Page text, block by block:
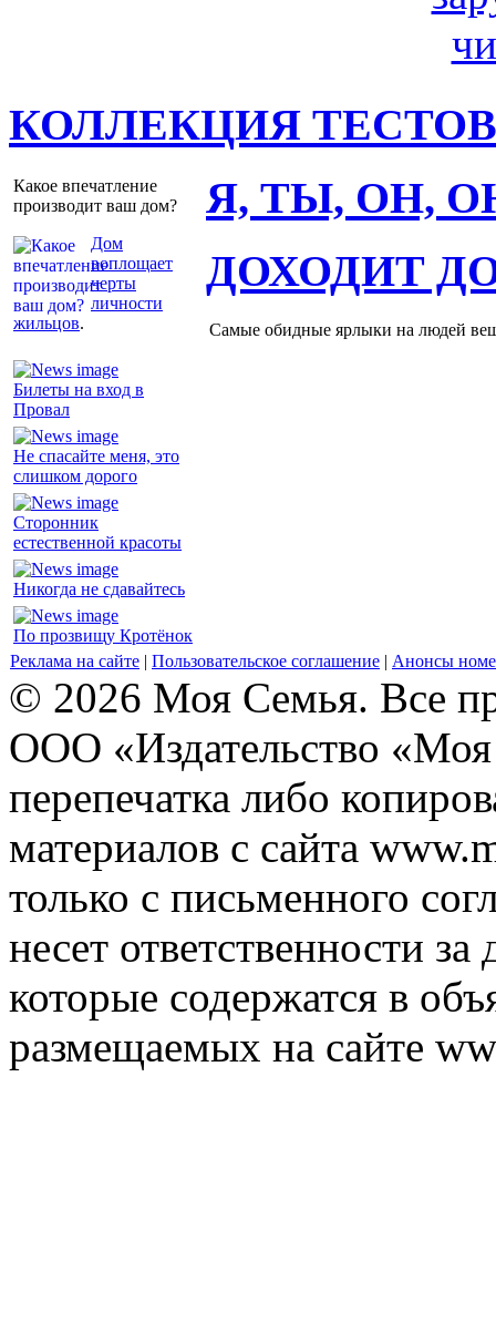
КОЛЛЕКЦИЯ ТЕСТОВ
Какое впечатление
производит ваш дом?
Дом
воплощает
черты
личности
жильцов.
Я, ТЫ, ОН,
Билеты на вход в
Провал
Не спасайте меня, это
слишком дорого
Сторонник
естественной красоты
Никогда не сдавайтесь
По прозвищу Кротёнок
ДОХОДИТ
Самые обидные ярлыки на людей
Реклама на сайте | Пользовательское соглашение | Анонсы
© 2026 Моя Семья. Все
ООО «Издательство
перепечатка либо
материалов с сайта
только с письменного
несет ответственности
которые содержатся в
размещаемых на сайте